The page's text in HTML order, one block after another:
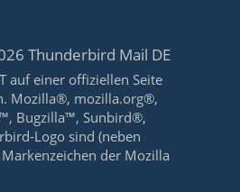
Thunderbird Mail DE
auf einer offiziellen Seite
Mozilla®, mozilla.org®,
Bugzilla™, Sunbird®,
Logo sind (neben
der Mozilla